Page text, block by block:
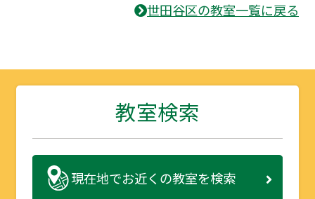
世田谷区の教室一覧に戻る
教室検索
現在地でお近くの教室を検索